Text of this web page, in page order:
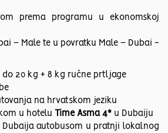
prema programu u ekonomskoj
– Male te u povratku Male – Dubai -
20 kg + 8 kg ručne prtljage
na hrvatskom jeziku
u hotelu
Time Asma 4* u Dubaiju
autobusom u pratnji lokalnog